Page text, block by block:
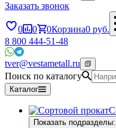
Заказать звонок
0 0 0Корзина0 руб.
8 800 444-51-48
tver@vestametall.ru
Поиск по каталогу
Каталог
Показать